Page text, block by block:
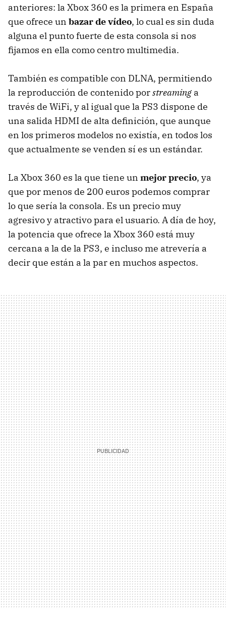
anteriores: la Xbox 360 es la primera en España
que ofrece un bazar de vídeo, lo cual es sin duda
alguna el punto fuerte de esta consola si nos
fijamos en ella como centro multimedia.
También es compatible con DLNA, permitiendo
la reproducción de contenido porstreaming a
través de WiFi, y al igual que la PS3 dispone de
una salida HDMI de alta definición, que aunque
en los primeros modelos no existía, en todos los
que actualmente se venden sí es un estándar.
La Xbox 360 es la que tiene un mejor precio, ya
que por menos de 200 euros podemos comprar
lo que sería la consola. Es un precio muy
agresivo y atractivo para el usuario. A día de hoy,
la potencia que ofrece la Xbox 360 está muy
cercana a la de la PS3, e incluso me atrevería a
decir que están a la par en muchos aspectos.